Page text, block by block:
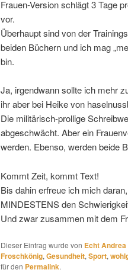
Frauen-Version schlägt 3 Tage
vor.
Überhaupt sind von der
beiden Büchern und ich mag
bin.
Ja, irgendwann sollte ich mehr
ihr aber bei Heike von
Die militärisch-prollige
abgeschwächt. Aber ein
werden. Ebenso, werden beide
Kommt Zeit, kommt Text!
Bis dahin erfreue ich mich
MINDESTENS den
Und zwar zusammen mit dem
Dieser Eintrag wurde von Echt Andrea
Froschkönig, Gesundheit, Sport,
für den Permalink.